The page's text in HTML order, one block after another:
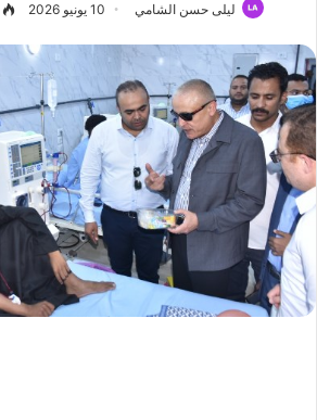
ليلى حسن الشامي 10 يونيو 2026